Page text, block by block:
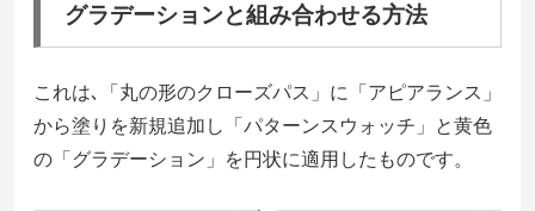
グラデーションと組み合わせる方法
これは､「丸の形のクローズパス」に「アピアランス」
から塗りを新規追加し「パターンスウォッチ」と黄色
の「グラデーション」を円状に適用したものです。